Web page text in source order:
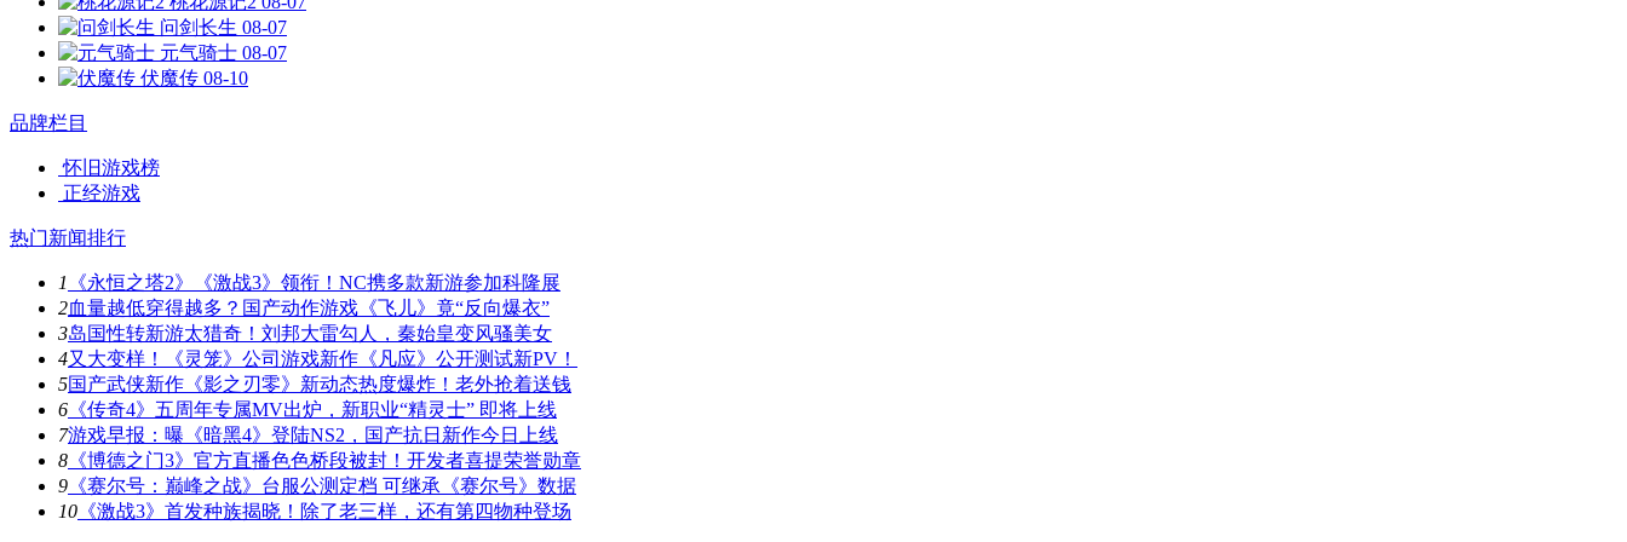
问剑长生 08-07
元气骑士 08-07
伏魔传 08-10
品牌栏目
怀旧游戏榜
正经游戏
热门新闻排行
1
《永恒之塔2》《激战3》领衔！NC携多款新游参加科隆展
2血量越低穿得越多？国产动作游戏《飞儿》竟“反向爆衣”
3岛国性转新游太猎奇！刘邦大雷勾人，秦始皇变风骚美女
4又大变样！《灵笼》公司游戏新作《凡应》公开测试新PV！
5国产武侠新作《影之刃零》新动态热度爆炸！老外抢着送钱
6 《传奇4》五周年专属MV出炉，新职业“精灵士” 即将上线
7游戏早报：曝《暗黑4》登陆NS2，国产抗日新作今日上线
8 《博德之门3》官方直播色色桥段被封！开发者喜提荣誉勋章
9 《赛尔号：巅峰之战》台服公测定档 可继承《赛尔号》数据
10 《激战3》首发种族揭晓！除了老三样，还有第四物种登场